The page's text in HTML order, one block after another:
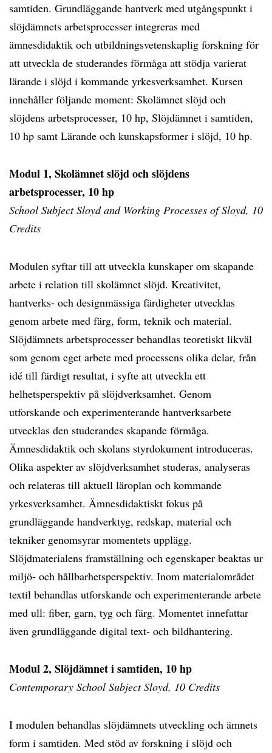
samtiden. Grundläggande hantverk med utgångspunkt i
slöjdämnets arbetsprocesser integreras med
ämnesdidaktik och utbildningsvetenskaplig forskning för
att utveckla de studerandes förmåga att stödja varierat
lärande i slöjd i kommande yrkesverksamhet. Kursen
innehåller följande moment: Skolämnet slöjd och
slöjdens arbetsprocesser, 10 hp, Slöjdämnet i samtiden,
10 hp samt Lärande och kunskapsformer i slöjd, 10 hp.
Modul 1, Skolämnet slöjd och slöjdens
arbetsprocesser, 10 hp
School Subject Sloyd and Working Processes of Sloyd, 10
Credits
Modulen syftar till att utveckla kunskaper om skapande
arbete i relation till skolämnet slöjd. Kreativitet,
hantverks- och designmässiga färdigheter utvecklas
genom arbete med färg, form, teknik och material.
Slöjdämnets arbetsprocesser behandlas teoretiskt likväl
som genom eget arbete med processens olika delar, från
idé till färdigt resultat, i syfte att utveckla ett
helhetsperspektiv på slöjdverksamhet. Genom
utforskande och experimenterande hantverksarbete
utvecklas den studerandes skapande förmåga.
Ämnesdidaktik och skolans styrdokument introduceras.
Olika aspekter av slöjdverksamhet studeras, analyseras
och relateras till aktuell läroplan och kommande
yrkesverksamhet. Ämnesdidaktiskt fokus på
grundläggande handverktyg, redskap, material och
tekniker genomsyrar momentets upplägg.
Slöjdmaterialens framställning och egenskaper beaktas ur
miljö- och hållbarhetsperspektiv. Inom materialområdet
textil behandlas utforskande och experimenterande arbete
med ull: fiber, garn, tyg och färg. Momentet innefattar
även grundläggande digital text- och bildhantering.
Modul 2, Slöjdämnet i samtiden, 10 hp
Contemporary School Subject Sloyd, 10 Credits
I modulen behandlas slöjdämnets utveckling och ämnets
form i samtiden. Med stöd av forskning i slöjd och